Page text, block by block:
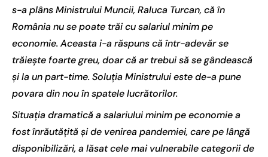
s-a plâns Ministrului Muncii, Raluca Turcan, că în
România nu se poate trăi cu salariul minim pe
economie. Aceasta i-a răspuns că într-adevăr se
trăiește foarte greu, doar că ar trebui să se gândească
și la un part-time. Soluția Ministrului este de-a pune
povara din nou în spatele lucrătorilor.
Situația dramatică a salariului minim pe economie a
fost înrăutățită și de venirea pandemiei, care pe lângă
disponibilizări, a lăsat cele mai vulnerabile categorii de